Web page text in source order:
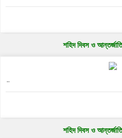
শহিদ দিবস ও
..
শহিদ দিবস ও